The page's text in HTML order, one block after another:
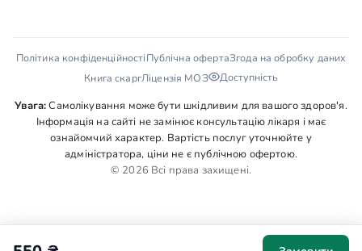
Політика конфіденційностіПублічна офертаЗгода на обробку даних
Книга скаргЛіцензія МОЗ Доступність
Увага:Самолікування може бути шкідливим для вашого здоров'я.
Інформація на сайті не замінює консультацію лікаря і має
ознайомчий характер. Вартість послуг уточнюйте у
адміністратора, ціни не є публічною офертою.
© 2026 Всі права захищені.